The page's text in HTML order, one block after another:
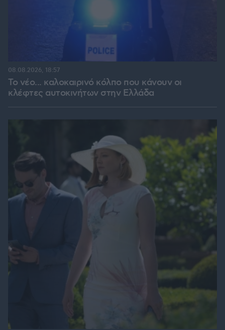
Το νέο... καλοκαιρινό κόλπο που κάνουν οι
κλέφτες αυτοκινήτων στην Ελλάδα
08.08.2026, 18:57